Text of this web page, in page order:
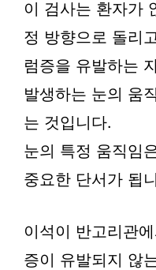
이 검사는 환자가
정 방향으로 돌리
럼증을 유발하는
발생하는 눈의 움
는 것입니다.
눈의 특정 움직임
중요한 단서가 됩
이석이 반고리관
증이 유발되지 않